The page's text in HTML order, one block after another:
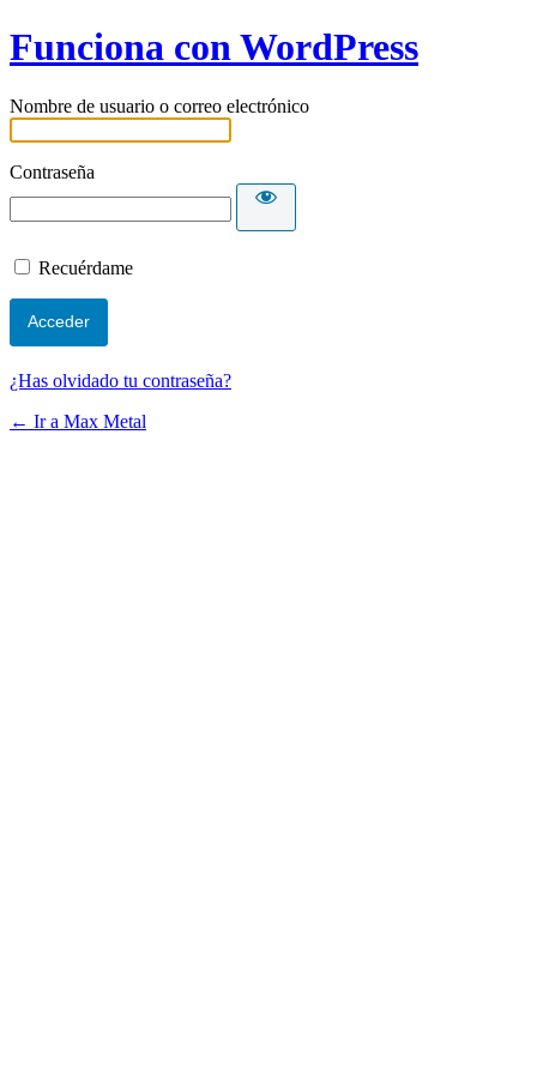
Funciona con WordPress
Nombre de usuario o correo electrónico
Contraseña
Recuérdame
¿Has olvidado tu contraseña?
← Ir a Max Metal